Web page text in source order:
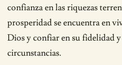
confianza en las riquezas
prosperidad se encuentra en
Dios y confiar en su fidelidad
circunstancias.